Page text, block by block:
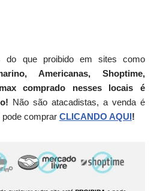
do que proibido em sites como
Americanas, Shoptime,
comprado nesses locais é
Não são atacadistas, a venda é
comprar CLICANDO AQUI!